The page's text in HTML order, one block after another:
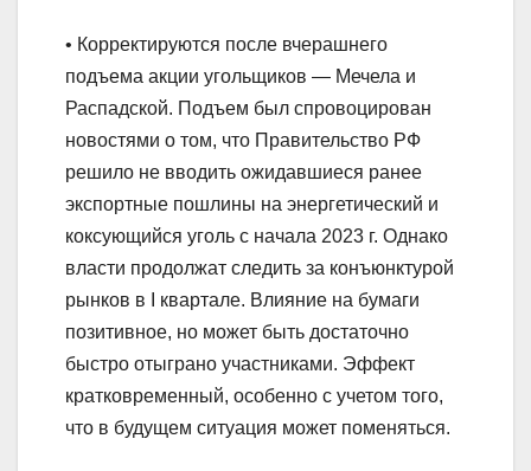
• Корректируются после вчерашнего
подъема акции угольщиков — Мечела и
Распадской. Подъем был спровоцирован
новостями о том, что Правительство РФ
решило не вводить ожидавшиеся ранее
экспортные пошлины на энергетический и
коксующийся уголь с начала 2023 г. Однако
власти продолжат следить за конъюнктурой
рынков в I квартале. Влияние на бумаги
позитивное, но может быть достаточно
быстро отыграно участниками. Эффект
кратковременный, особенно с учетом того,
что в будущем ситуация может поменяться.